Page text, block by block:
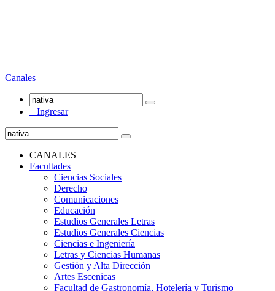
Canales
Ingresar
CANALES
Facultades
Ciencias Sociales
Derecho
Comunicaciones
Educación
Estudios Generales Letras
Estudios Generales Ciencias
Ciencias e Ingeniería
Letras y Ciencias Humanas
Gestión y Alta Dirección
Artes Escenicas
Facultad de Gastronomía, Hotelería y Turismo